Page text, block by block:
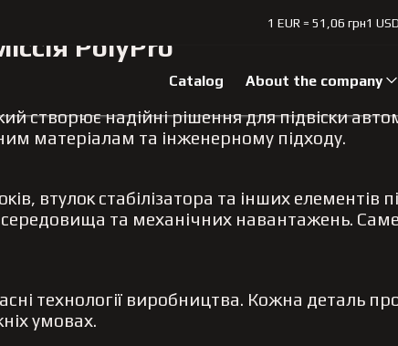
1 EUR = 51,06 грн1
Catalog About the company
PolyPro
створює надійні рішення для підвіски
матеріалам та інженерному підходу.
втулок стабілізатора та інших елементів
середовища та механічних навантажень.
технології виробництва. Кожна деталь
умовах.